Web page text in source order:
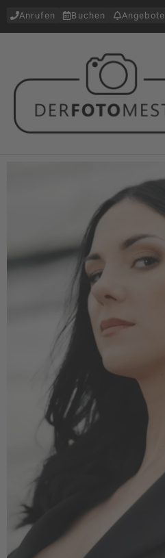
Anrufen Buchen Angebote